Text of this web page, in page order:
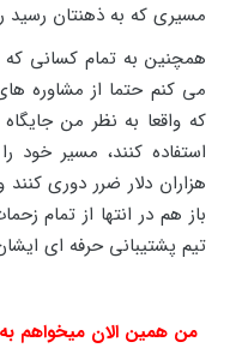
مسیری که به ذهنتان رسید
همچنین به تمام کسانی که
می کنم حتما از مشاوره
که واقعا به نظر من جایگاه
استفاده کنند، مسیر خود
هزاران دلار ضرر دوری
باز هم در انتها از تمام
تیم پشتیبانی حرفه ای
من همین الان میخواهم به